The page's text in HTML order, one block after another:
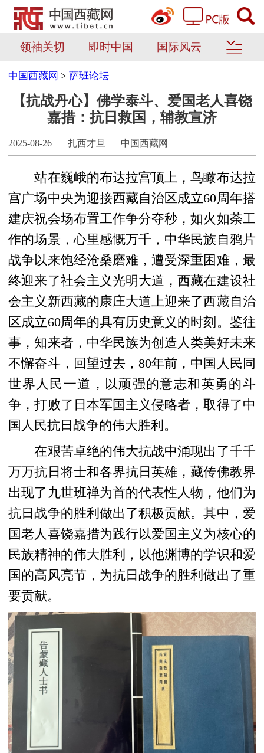
领袖关切 即时中国 国际风云
中国西藏网 > 萨班论坛
【抗战丹心】佛学泰斗、爱国老人喜饶
嘉措：抗日救国，辅教宣济
2025-08-26 扎西才旦 中国西藏网
站在巍峨的布达拉宫顶上，鸟瞰布达拉
宫广场中央为迎接西藏自治区成立60周年搭
建庆祝会场布置工作争分夺秒，如火如荼工
作的场景，心里感慨万千， 中华民族自鸦片
战争以来饱经沧桑磨难，遭受深重困难，最
终迎来了社会主义光明大道 ，西藏在建设社
会主义新西藏的康庄大道上迎来了西藏自治
区成立60周年的具有历史意义的时刻 。鉴往
事，知来者，中华民族为创造人类美好未来
不懈奋斗，回望过去，80年前，中国人民同
世界人民一道，以顽强的意志和英勇的斗
争，打败了日本军国主义侵略者，取得了中
国人民抗日战争的伟大胜利。
在艰苦卓绝的伟大抗战中涌现出了千千
万万抗日将士和各界抗日英雄，藏传佛教界
出现了九世班禅为首的代表性人物，他们为
抗日战争的胜利做出了积极贡献。其中，爱
国老人喜饶嘉措为践行以爱国主义为核心的
民族精神的伟大胜利，以他渊博的学识和爱
国的高风亮节，为抗日战争的胜利做出了重
要贡献。